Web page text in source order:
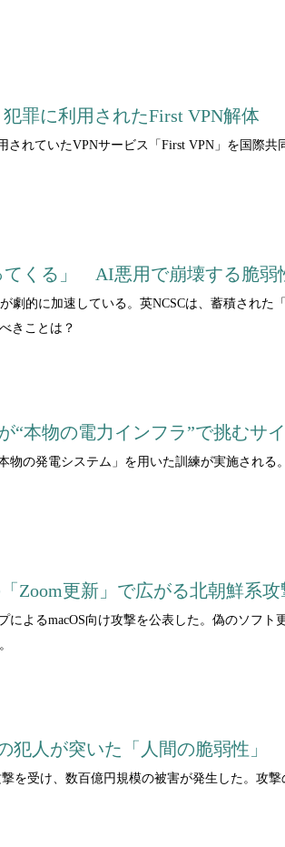
罪に利用されたFirst VPN解体
れていたVPNサービス「First VPN」を国際共
てくる」 AI悪用で崩壊する脆弱
劇的に加速している。英NCSCは、蓄積され
きことは？
本物の電力インフラ”で挑むサ
物の発電システム」を用いた訓練が実施され
Zoom更新」で広がる北朝鮮系攻
によるmacOS向け攻撃を公表した。偽のソフ
人が突いた「人間の脆弱性」
を受け、数百億円規模の被害が発生した。攻